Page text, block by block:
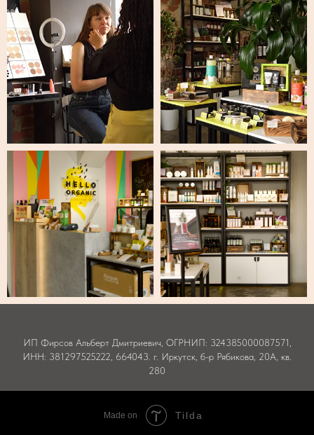
ИП Фирсов Альберт Дмитриевич, ОГРНИП: 324385000087571,
ИНН: 381297525222, 664043. г. Иркутск, б-р Рябикова, 20А, кв.
280
Made on Tilda